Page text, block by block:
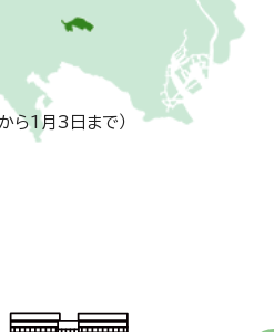
ら1月3日まで）